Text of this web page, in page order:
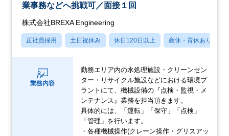
業事務などへ挑戦可／面接１回
株式会社BREXA Engineering
正社員採用 土日祝休み 休日120日以上 産休・育休あり
業務内容
勤務エリア内の水処理施設・クリーンセン
ター・リサイクル施設などにおける環境プ
ラントにて、機械設備の『点検・監視・メ
ンテナンス』業務を担当頂きます。
具体的には、「運転」「保守」「点検」
「管理」を行います。
・各種機械操作(クレーン操作・グリスアッ